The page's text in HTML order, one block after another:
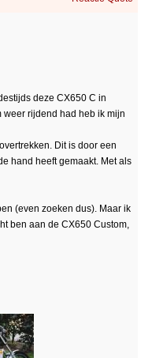
deze CX650 C in
rijdend had heb ik mijn
Dit is door een
hand heeft gemaakt. Met als
(even zoeken dus). Maar ik
ben aan de CX650 Custom,